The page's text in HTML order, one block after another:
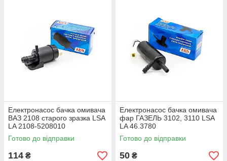
Електронасос бачка омивача
ВАЗ 2108 старого зразка LSA
LA 2108-5208010
Готово до відправки
114 ₴
Електронасос бачка омивача
фар ГАЗЕЛЬ 3102, 3110 LSA
LA 46.3780
Готово до відправки
50 ₴